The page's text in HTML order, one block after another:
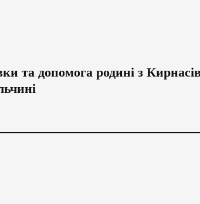
та допомога родині з